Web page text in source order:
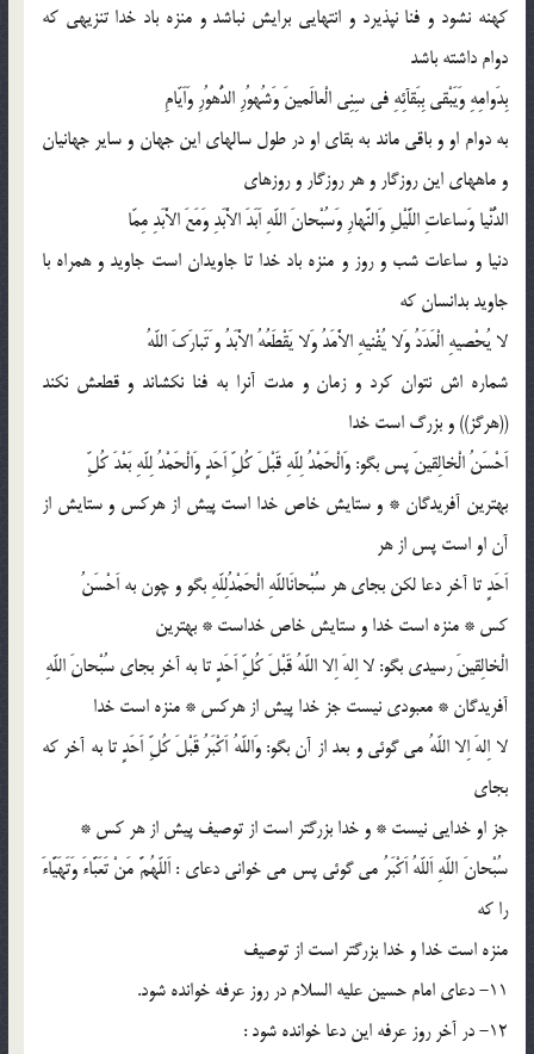
كهنه نشود و فنا نپذیرد و انتهایى برایش نباشد و منزه باد خدا تنزیهى كه
دوام داشته باشد
بِدَوامِهِ وَیَبْقى بِبَقآئِهِ فى سِنِى الْعالَمینَ وَشُهوُرِ الدُّهوُرِ وَاَیّامِ
به دوام او و باقى ماند به بقاى او در طول سالهاى این جهان و سایر جهانیان
و ماههاى این روزگار و هر روزگار و روزهاى
الدُّنْیا وَساعاتِ اللَّیْلِ وَالنَّهارِ وَسُبْحانَ اللّهِ اَبَدَ الاَْبَدِ وَمَعَ الاَْبَدِ مِمّا
دنیا و ساعات شب و روز و منزه باد خدا تا جاویدان است جاوید و همراه با
جاوید بدانسان كه
لا یُحْصیهِ الْعَدَدُ وَلا یُفْنیهِ الاَْمَدُ وَلا یَقْطَعُهُ الاَْبَدُ و َتَبارَكَ اللّهُ
شماره اش نتوان كرد و زمان و مدت آنرا به فنا نكشاند و قطعش نكند
((هرگز)) و بزرگ است خدا
اَحْسَنُ الْخالِقینَ پس بگو: وَالْحَمْدُ لِلّهِ قَبْلَ كُلِّ اَحَدٍ وَالْحَمْدُ لِلّهِ بَعْدَ كُلِّ
بهترین آفریدگان * و ستایش خاص خدا است پیش از هركس و ستایش از
آن او است پس از هر
اَحَدٍ تا آخر دعا لكن بجاى هر سُبْحانَاللّهِ الْحَمْدُلِلّهِ بگو و چون به اَحْسَنُ
كس * منزه است خدا و ستایش خاص خداست * بهترین
الْخالِقینَ رسیدى بگو: لا اِلهَ اِلا اللّهُ قَبْلَ كُلِّ اَحَدٍ تا به آخر بجاى سُبْحانَ اللّهِ
آفریدگان * معبودى نیست جز خدا پیش از هركس * منزه است خدا
لا اِلهَ اِلا اللّهُ مى گوئى و بعد از آن بگو: وَاللّهُ اَكْبَرُ قَبْلَ كُلِّ اَحَدٍ تا به آخر كه
بجاى
جز او خدایى نیست * و خدا بزرگتر است از توصیف پیش از هر كس *
سُبْحانَ اللّهِ اَللّهُ اَكْبَرُ مى گوئى پس مى خوانى دعاى : اَللّهُمَّ مَنْ تَعَبَّاءَ وَتَهَیَّاءَ
را كه
منزه است خدا و خدا بزرگتر است از توصیف
11- دعای امام حسین علیه السلام در روز عرفه خوانده شود.
12- در آخر روز عرفه این دعا خوانده شود :